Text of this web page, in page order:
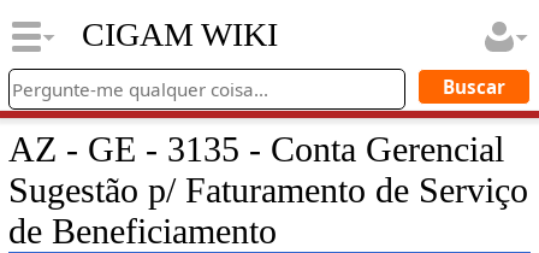
CIGAM WIKI
AZ - GE - 3135 - Conta Gerencial
Sugestão p/ Faturamento de Serviço
de Beneficiamento